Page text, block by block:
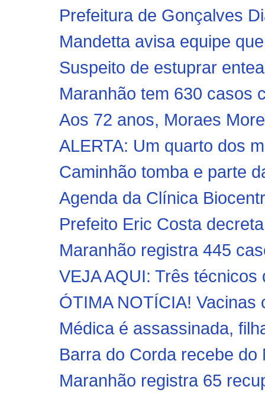
Prefeitura de Gonçalves
Mandetta avisa equipe
Suspeito de estuprar
Maranhão tem 630 casos
Aos 72 anos, Moraes
ALERTA: Um quarto dos
Caminhão tomba e parte
Agenda da Clínica
Prefeito Eric Costa
Maranhão registra 445
VEJA AQUI: Três
ÓTIMA NOTÍCIA!
Médica é assassinada,
Barra do Corda recebe
Maranhão registra 65